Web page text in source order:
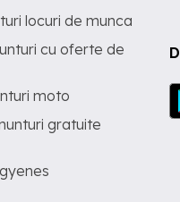
locuri de munca
cu oferte de
moto
gratuite